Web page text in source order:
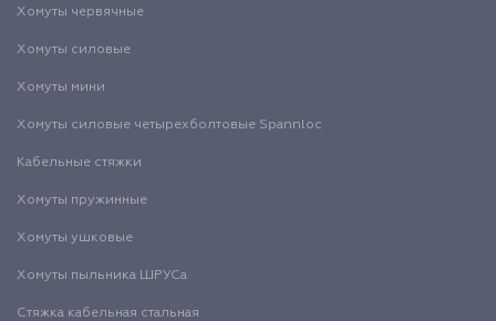
Хомуты червячные
Хомуты силовые
Хомуты мини
Хомуты силовые четырехболтовые Spannloc
Кабельные стяжки
Хомуты пружинные
Хомуты ушковые
Хомуты пыльника ШРУСа
Стяжка кабельная стальная